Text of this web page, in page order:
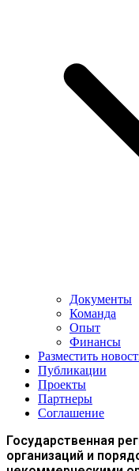
Документы
Команда
Опыт
Финансы
Разместить
Публикации
Проекты
Партнеры
Соглашение
Государственная
организаций и